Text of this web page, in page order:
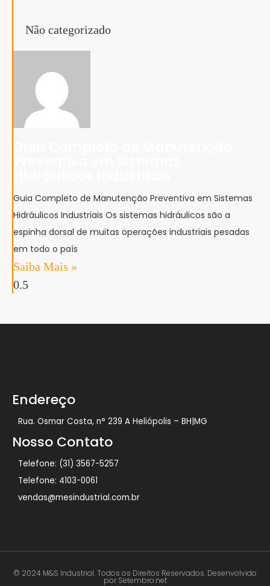
Não categorizado
Guia Completo de Manutenção Preventiva em Sistemas
Hidráulicos Industriais Os sistemas hidráulicos são a
espinha dorsal de muitas operações industriais pesadas
em todo o país
Saiba Mais »
Endereço
Rua. Osmar Costa, n° 239 A Heliópolis – BH|MG
Nosso Contato
Telefone: (31) 3567-5257
Telefone: 4103-0061
vendas@mesindustrial.com.br
© 2024 M&S Industrial. Todos os Direitos Reservados. Desenvolvido
por Setembro.net